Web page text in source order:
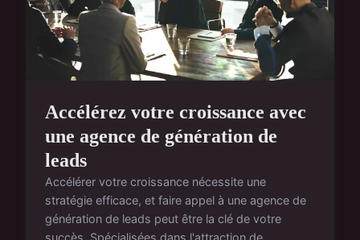
Accélérez votre croissance avec
une agence de génération de
leads
Accélérer votre croissance nécessite une
stratégie efficace, et faire appel à une agence de
génération de leads peut être la clé de votre